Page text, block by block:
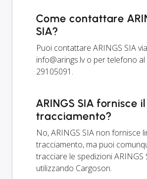
Come contattare
SIA?
Puoi contattare ARINGS SIA
info@arings.lvo per telefono al
29105091.
ARINGS SIA fornisce il
tracciamento?
No, ARINGS SIA non fornisce
tracciamento, ma puoi
tracciare le spedizioni ARINGS
utilizzando Cargoson.